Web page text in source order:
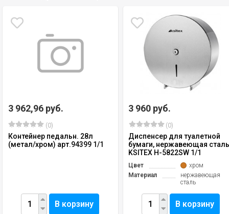
3 962,96 руб.
(0)
Контейнер педальн. 28л
(метал/хром) арт.94399 1/1
В корзину
3 960 руб.
(0)
Диспенсер для туалетной
бумаги, нержавеющая
KSITEX H-5822SW 1/1
Цвет
хром
Материал
нержавеющая
сталь
В корзину